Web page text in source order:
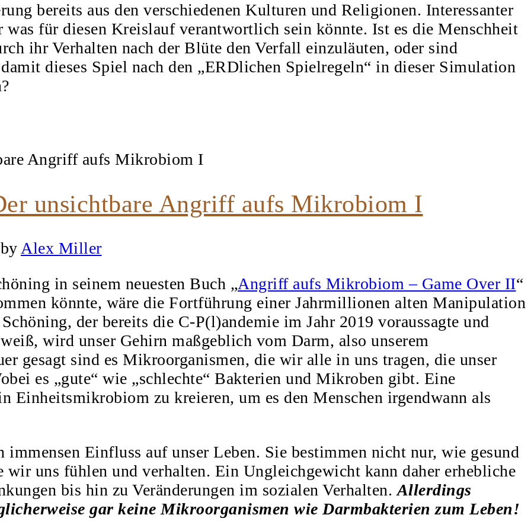
bereits aus den verschiedenen Kulturen und Religionen. Interessanter
für diesen Kreislauf verantwortlich sein könnte. Ist es die Menschheit
ihr Verhalten nach der Blüte den Verfall einzuläuten, oder sind
dieses Spiel nach den „ERDlichen Spielregeln“ in dieser Simulation
unsichtbare Angriff aufs Mikrobiom I
Alex Miller
in seinem neuesten Buch „Angriff aufs Mikrobiom – Game Over II“
könnte, wäre die Fortführung einer Jahrmillionen alten Manipulation
der bereits die C-P(l)andemie im Jahr 2019 voraussagte und
wird unser Gehirn maßgeblich vom Darm, also unserem
gesagt sind es Mikroorganismen, die wir alle in uns tragen, die unser
es „gute“ wie „schlechte“ Bakterien und Mikroben gibt. Eine
zu kreieren, um es den Menschen irgendwann als
Einfluss auf unser Leben. Sie bestimmen nicht nur, wie gesund
uns fühlen und verhalten. Ein Ungleichgewicht kann daher erhebliche
bis hin zu Veränderungen im sozialen Verhalten.Allerdings
gar keine Mikroorganismen wie Darmbakterien zum Leben!